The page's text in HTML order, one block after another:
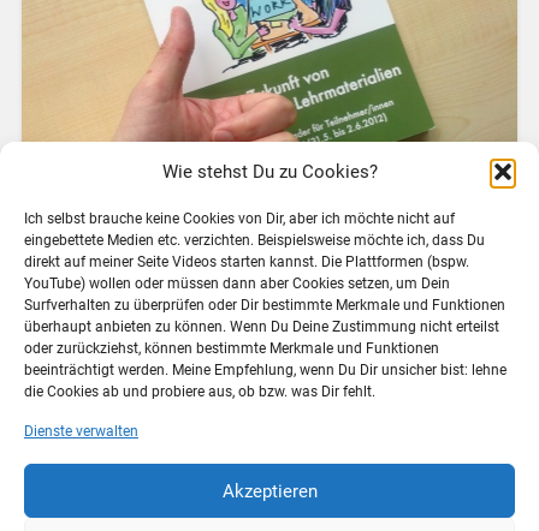
Wie stehst Du zu Cookies?
Ich selbst brauche keine Cookies von Dir, aber ich möchte nicht auf
eingebettete Medien etc. verzichten. Beispielsweise möchte ich, dass Du
direkt auf meiner Seite Videos starten kannst. Die Plattformen (bspw.
YouTube) wollen oder müssen dann aber Cookies setzen, um Dein
Surfverhalten zu überprüfen oder Dir bestimmte Merkmale und Funktionen
überhaupt anbieten zu können. Wenn Du Deine Zustimmung nicht erteilst
oder zurückziehst, können bestimmte Merkmale und Funktionen
beeinträchtigt werden. Meine Empfehlung, wenn Du Dir unsicher bist: lehne
die Cookies ab und probiere aus, ob bzw. was Dir fehlt.
Dienste verwalten
Akzeptieren
Seit einer guten Woche bin ich nun aus Bad
Reichenhall zurück und verfolge die „Nachbeben“ von
L3T’s Work auf den bekannten Kanälen (Blog, Twitter).
Neben den veröffentlichten Videos (1, 2, 3, 4), die
während der Veranstaltung aufgenommen und bereits
zur…
Weiterlesen →